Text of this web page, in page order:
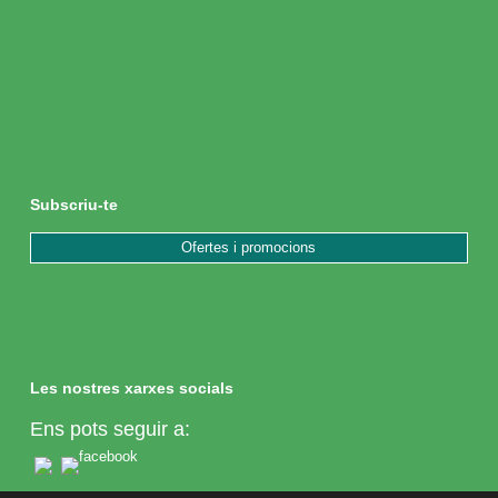
Subscriu-te
Ofertes i promocions
Les nostres xarxes socials
Ens pots seguir a: